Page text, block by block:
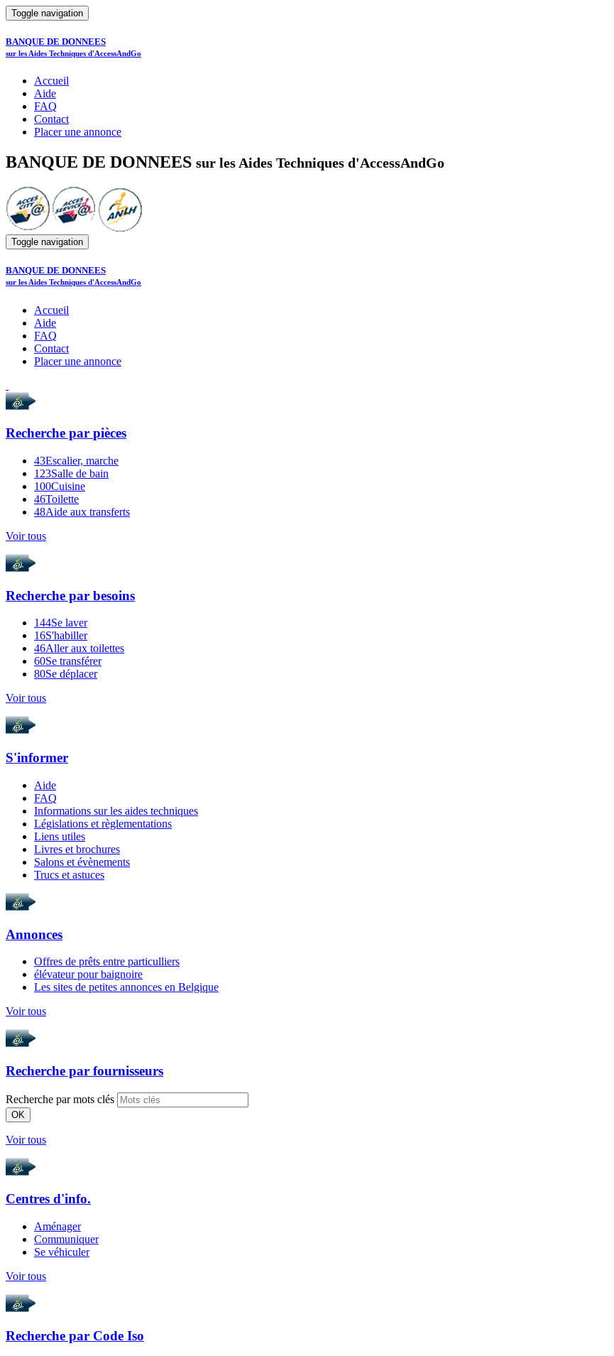
Toggle navigation
BANQUE DE DONNEES
sur les Aides Techniques d'AccessAndGo
Accueil
Aide
FAQ
Contact
Placer une annonce
BANQUE DE DONNEES sur les Aides Techniques d'AccessAndGo
Toggle navigation
BANQUE DE DONNEES
sur les Aides Techniques d'AccessAndGo
Accueil
Aide
FAQ
Contact
Placer une annonce
Recherche par pièces
43Escalier, marche
123Salle de bain
100Cuisine
46Toilette
48Aide aux transferts
Voir tous
Recherche par besoins
144Se laver
16S'habiller
46Aller aux toilettes
60Se transférer
80Se déplacer
Voir tous
S'informer
Aide
FAQ
Informations sur les aides techniques
Législations et règlementations
Liens utiles
Livres et brochures
Salons et évènements
Trucs et astuces
Annonces
Offres de prêts entre particulliers
élévateur pour baignoire
Les sites de petites annonces en Belgique
Voir tous
Recherche par fournisseurs
Recherche par mots clés
OK
Voir tous
Centres d'info.
Aménager
Communiquer
Se véhiculer
Voir tous
Recherche par Code Iso